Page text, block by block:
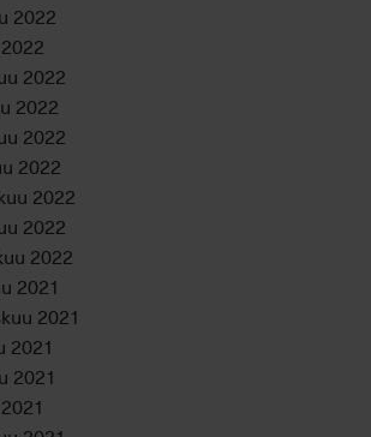
2022
2022
2022
2022
2022
2022
2022
2022
2021
2021
2021
2021